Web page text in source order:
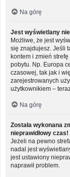
Na górę
Jest wyświetlany
Możliwe, że jest
się znajdujesz. Jeśli
kontem i zmień
pobytu. Np. Europa
czasowej, tak jak i
zarejestrowanych
użytkownikiem –
Na górę
Została wykonana
nieprawidłowy czas!
Jeżeli na pewno
nadal jest
jest ustawiony
naprawił problem.